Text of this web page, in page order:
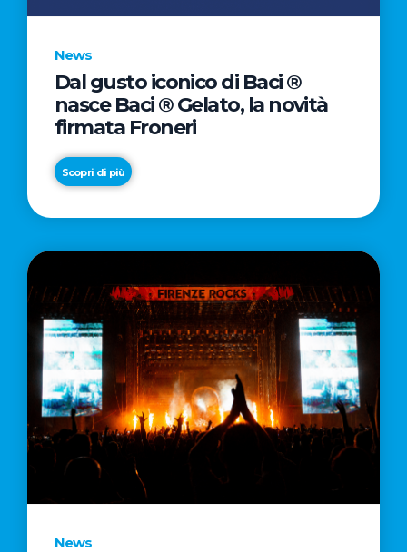
News
Dal gusto iconico di Baci ®
nasce Baci ® Gelato, la novità
firmata Froneri
Scopri di più
News